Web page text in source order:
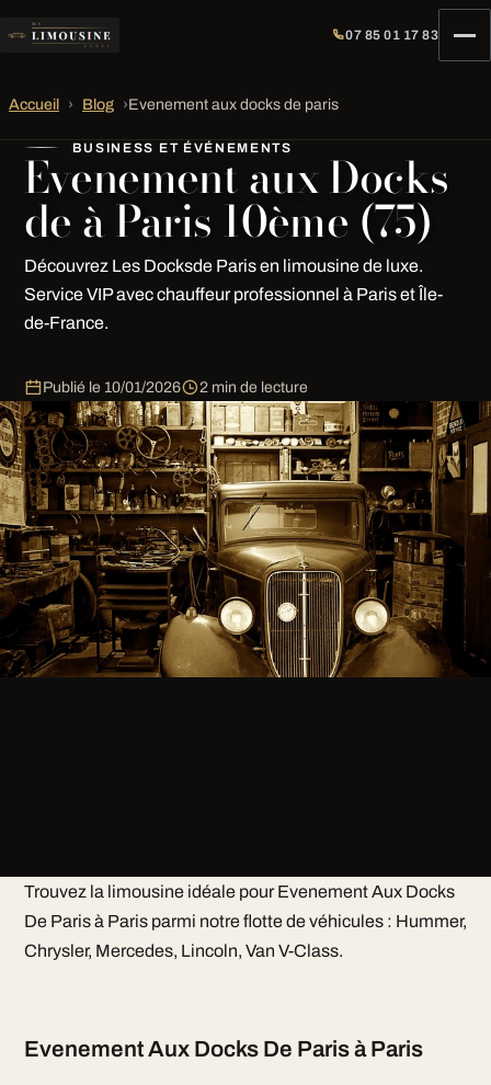
07 85 01 17 83
Accueil › Blog ›Evenement aux docks de paris
BUSINESS ET ÉVÉNEMENTS
Evenement aux Docks
de à Paris 10ème (75)
Découvrez Les Docksde Paris en limousine de luxe.
Service VIP avec chauffeur professionnel à Paris et Île-
de-France.
Publié le 10/01/2026 2 min de lecture
Trouvez la limousine idéale pour Evenement Aux Docks
De Paris à Paris parmi notre flotte de véhicules : Hummer,
Chrysler, Mercedes, Lincoln, Van V-Class.
Evenement Aux Docks De Paris à Paris